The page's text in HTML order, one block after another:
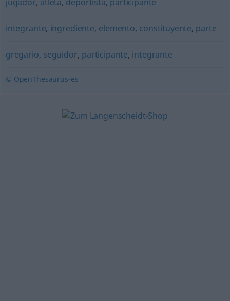
integrante, ingrediente, elemento, constituyente, parte
gregario, seguidor, participante, integrante
© OpenThesaurus-es